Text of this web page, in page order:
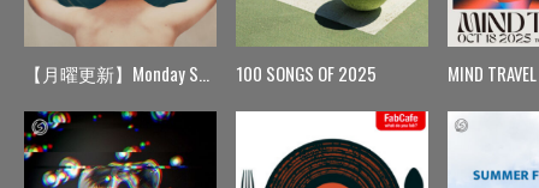
【月曜更新】Monday Spin 100 SONGS OF 2025 MIND TRAVEL